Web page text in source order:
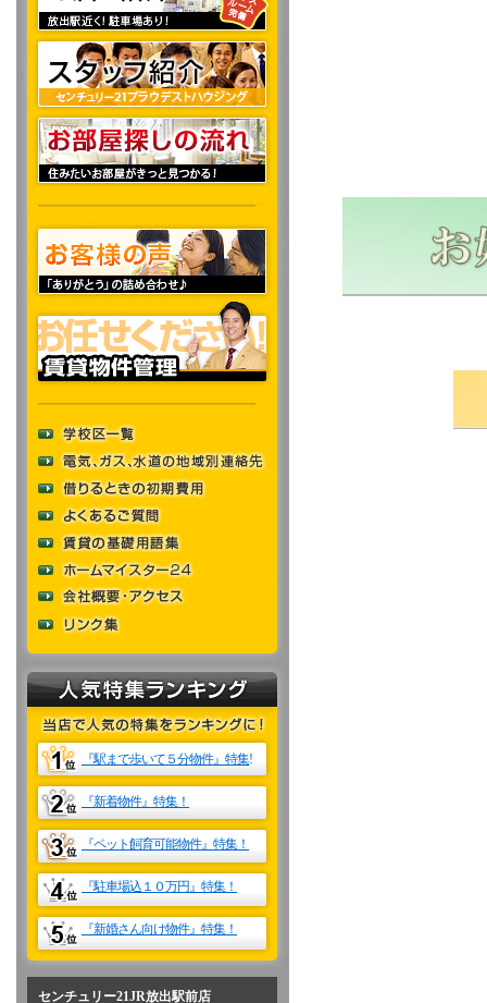
『駅まで歩いて５分物件』特集!
『新着物件』特集！
『ペット飼育可能物件』特集！
『駐車場込１０万円』特集！
『新婚さん向け物件』特集！
センチュリー21JR放出駅前店